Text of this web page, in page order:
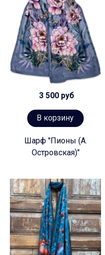
3 500 руб
В корзину
Шарф "Пионы (А.
Островская)"